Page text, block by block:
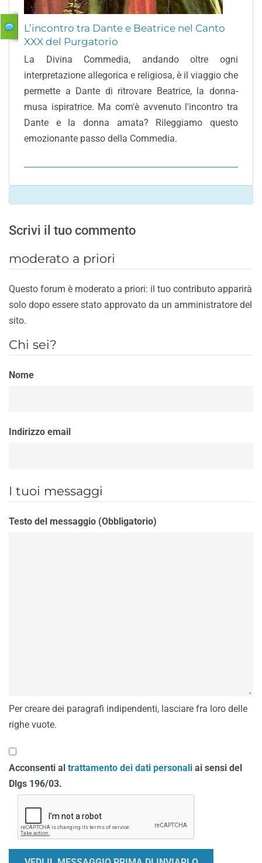
L’incontro tra Dante e Beatrice nel Canto
XXX del Purgatorio
La Divina Commedia, andando oltre ogni
interpretazione allegorica e religiosa, è il viaggio che
permette a Dante di ritrovare Beatrice, la donna-
musa ispiratrice. Ma com'è avvenuto l'incontro tra
Dante e la donna amata? Rileggiamo questo
emozionante passo della Commedia.
Scrivi il tuo commento
moderato a priori
Questo forum è moderato a priori: il tuo contributo apparirà
solo dopo essere stato approvato da un amministratore del
sito.
Chi sei?
Nome
Indirizzo email
I tuoi messaggi
Testo del messaggio (Obbligatorio)
Per creare dei paragrafi indipendenti, lasciare fra loro delle
righe vuote.
Acconsenti al trattamento dei dati personali ai sensi del
Dlgs 196/03.